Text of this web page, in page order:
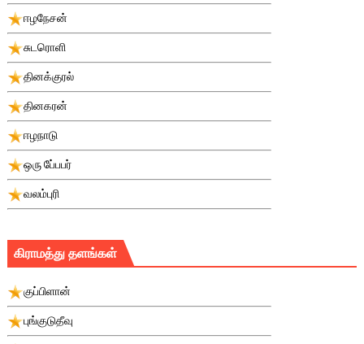
ஈழநேசன்
சுடரொளி
தினக்குரல்
தினகரன்
ஈழநாடு
ஒரு பே்பபர்
வலம்புரி
கிராமத்து தளங்கள்
குப்பிளான்
புங்குடுதீவு